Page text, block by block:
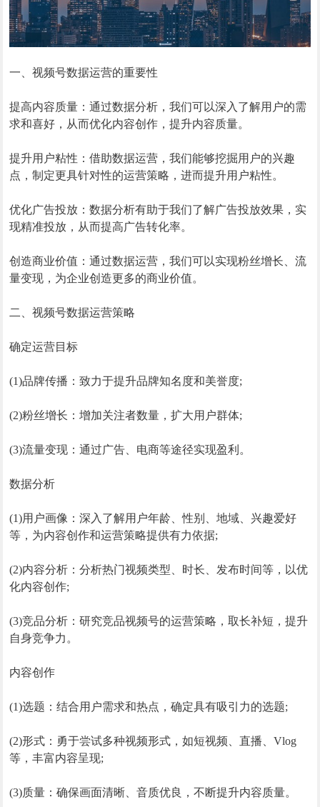
一、视频号数据运营的重要性
提高内容质量：通过数据分析，我们可以深入了解用户的需
求和喜好，从而优化内容创作，提升内容质量。
提升用户粘性：借助数据运营，我们能够挖掘用户的兴趣
点，制定更具针对性的运营策略，进而提升用户粘性。
优化广告投放：数据分析有助于我们了解广告投放效果，实
现精准投放，从而提高广告转化率。
创造商业价值：通过数据运营，我们可以实现粉丝增长、流
量变现，为企业创造更多的商业价值。
二、视频号数据运营策略
确定运营目标
(1)品牌传播：致力于提升品牌知名度和美誉度;
(2)粉丝增长：增加关注者数量，扩大用户群体;
(3)流量变现：通过广告、电商等途径实现盈利。
数据分析
(1)用户画像：深入了解用户年龄、性别、地域、兴趣爱好
等，为内容创作和运营策略提供有力依据;
(2)内容分析：分析热门视频类型、时长、发布时间等，以优
化内容创作;
(3)竞品分析：研究竞品视频号的运营策略，取长补短，提升
自身竞争力。
内容创作
(1)选题：结合用户需求和热点，确定具有吸引力的选题;
(2)形式：勇于尝试多种视频形式，如短视频、直播、Vlog
等，丰富内容呈现;
(3)质量：确保画面清晰、音质优良，不断提升内容质量。